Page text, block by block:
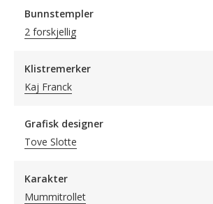
Bunnstempler
2 forskjellig
Klistremerker
Kaj Franck
Grafisk designer
Tove Slotte
Karakter
Mummitrollet